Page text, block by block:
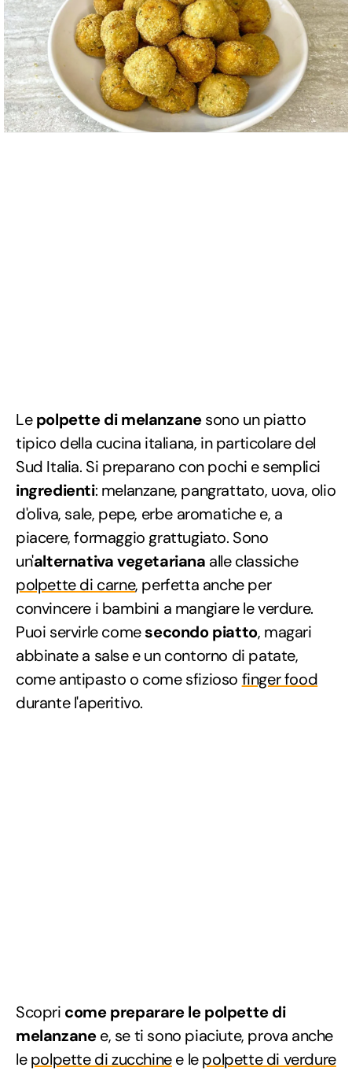
Lepolpette di melanzanesono un piatto
tipico della cucina italiana, in particolare del
Sud Italia. Si preparano con pochi e semplici
ingredienti: melanzane, pangrattato, uova, olio
d'oliva, sale, pepe, erbe aromatiche e, a
piacere, formaggio grattugiato. Sono
un'alternativa vegetariana alle classiche
polpette di carne, perfetta anche per
convincere i bambini a mangiare le verdure.
Puoi servirle comesecondo piatto, magari
abbinate a salse e un contorno di patate,
come antipasto o come sfizioso finger food
durante l'aperitivo.
Scopri come preparare le polpette di
melanzanee, se ti sono piaciute, prova anche
lepolpette di zucchinee lepolpette di verdure